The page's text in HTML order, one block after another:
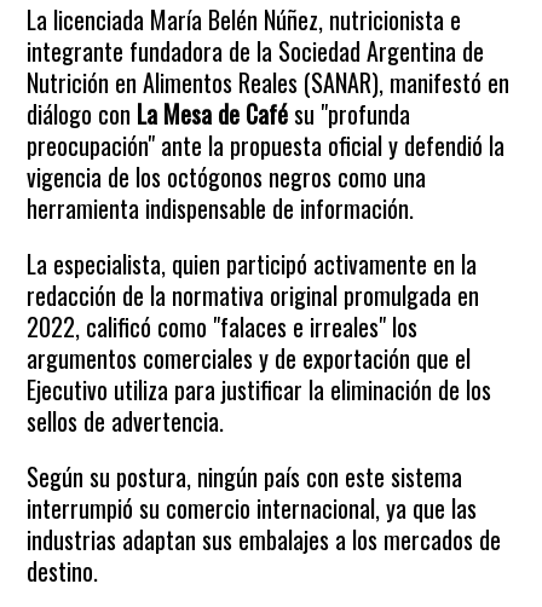
La licenciada María Belén Núñez, nutricionista e
integrante fundadora de la Sociedad Argentina de
Nutrición en Alimentos Reales (SANAR), manifestó en
diálogo con La Mesa de Cafésu "profunda
preocupación" ante la propuesta oficial y defendió la
vigencia de los octógonos negros como una
herramienta indispensable de información.
La especialista, quien participó activamente en la
redacción de la normativa original promulgada en
2022, calificó como "falaces e irreales" los
argumentos comerciales y de exportación que el
Ejecutivo utiliza para justificar la eliminación de los
sellos de advertencia.
Según su postura, ningún país con este sistema
interrumpió su comercio internacional, ya que las
industrias adaptan sus embalajes a los mercados de
destino.